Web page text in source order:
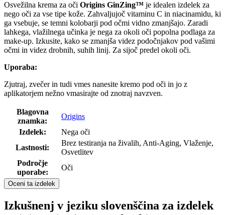
Osvežilna krema za oči Origins GinZing™ je idealen izdelek za
nego oči za vse tipe kože. Zahvaljujoč vitaminu C in niacinamidu, ki
ga vsebuje, se temni kolobarji pod očmi vidno zmanjšajo. Zaradi
lahkega, vlažilnega učinka je nega za okoli oči popolna podlaga za
make-up. Izkusite, kako se zmanjša videz podočnjakov pod vašimi
očmi in videz drobnih, suhih linij. Za sijoč predel okoli oči.
Uporaba:
Zjutraj, zvečer in tudi vmes nanesite kremo pod oči in jo z
aplikatorjem nežno vmasirajte od znotraj navzven.
Blagovna
znamka:
Origins
Izdelek:
Nega oči
Lastnosti:
Brez testiranja na živalih, Anti-Aging, Vlaženje,
Osvetlitev
Področje
uporabe:
Oči
Oceni ta izdelek
Izkušnenj v jeziku slovenščina za izdelek